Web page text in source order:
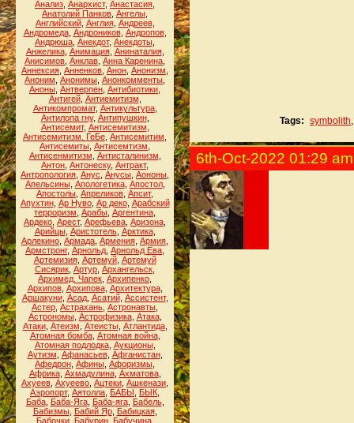
Анализ Анархист, Анастасия
Анатолий Панков Ангелы
Английский, Англия, Андреев,
Андромеда, Андроников, Андропов,
Андрюша Анекдот, Анекдоты
Анжелика, Анимация, Анинаталия,
Анисимов Анклав Анна Каренина
Аннексия Анненков Анон Анонизм
Аноним Анонимы Анонкомменты
Аноны Антверпен Антибиотики
Антигей, Антиемитизм
Антикомпромат, Антикультура,
Антилопа гну, Антипушкин,
Антисемит, Антисемитизм
Антисемитизм. ГеБе Антисемитим
Антисемиты Антисемтизм
Антисенмитизм Антисталинизм
Антон Антонеску, Антракт,
Антропология Анус Анусы Аононы
Апельсины, Апологетика, Апостол,
Апостолы Апреликов Апсит,
Апухтин, Ар Нуво, Ар деко, Арабский
терроризм Арабы Аргентина
Ардеко Арест, Арефьева Аризона
Арийцы, Аристотель, Арктика,
Арлекино Армада Армения Армия
Армстронг, Арнольд Арнольд Ева
Артемизия, Артемуй, Артемуй
Сисярик Артур Архангельск
Архимед. Чапек Архипенко
Архипов, Архипова, Архитектура,
Аршакуни, Асад, Асатий, Ассистент,
Астер Астрахань Астронавты
Астрономы, Астрофизика, Атака,
Атаки, Атеизм Атеисты, Атлантида,
Атомная бомба, Атомная война,
Атомная подлодка, Аукционы,
Аутизм Афанасьев, Афганистан,
Афедрон Афины Афоризмы
Африка, Ахмадулина, Ахматова,
Ахуеев Ахуеево Ацтеки Ашкенази
Аэропорт, Аятолла БАБЫ БЫК
Баба, Баба-Яга, Баба-яга, Бабель,
Бабизмы, Бабий Яр, Бабицкая,
Бабочки, Бабурин, Бабучина,
Tags: symbolith,
6th-Oct-2022 01:29 am